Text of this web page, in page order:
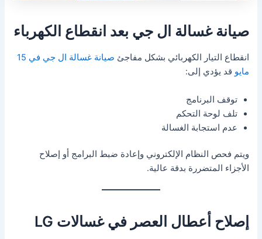
صيانة غسالة ال جي بعد انقطاع الكهرباء
انقطاع التيار الكهربائي بشكل مفاجئ
صيانة غسالة ال جي في 15
مايو قد يؤدي إلى:
توقف البرنامج
تلف لوحة التحكم
عدم استجابة الغسالة
ويتم فحص النظام الإلكتروني وإعادة ضبط البرامج أو إصلاح
الأجزاء المتضررة بدقة عالية.
إصلاح أعطال العصر في غسالات LG